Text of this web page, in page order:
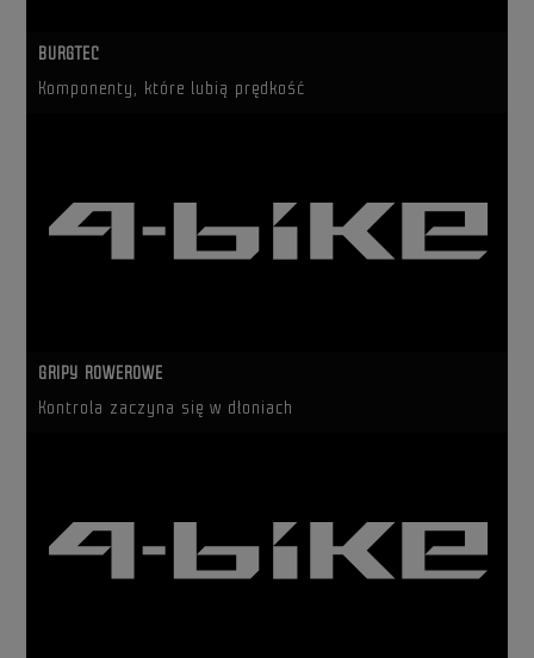
BURGTEC
Komponenty, które lubią prędkość
GRIPY ROWEROWE
Kontrola zaczyna się w dłoniach